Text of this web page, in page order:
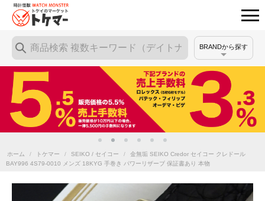
BRANDから探す
ホーム / トケマー / SEIKO / セイコー /
金無垢 SEIKO Credor セイコー クレドール
BAY996 4S79-0010 メンズ 18KYG 手巻き パワーリザーブ 保証書あり 本物